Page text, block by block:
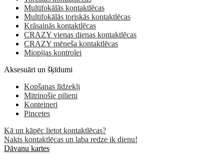
Multifokālās kontaktlēcas
Multifokālās toriskās kontaktlēcas
Krāsainās kontaktlēcas
CRAZY vienas dienas kontaktlēcas
CRAZY mēneša kontaktlēcas
Miopijas kontrolei
Aksesuāri un šķīdumi
Kopšanas līdzekļi
Mitrinošie pilieni
Konteineri
Pincetes
Kā un kāpēc lietot kontaktlēcas?
Nakts kontaktlēcas un laba redze ik dienu!
Dāvanu kartes